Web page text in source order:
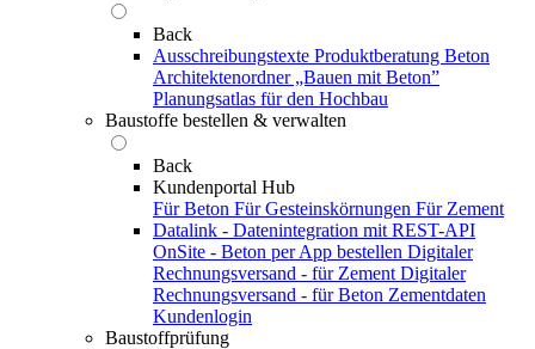
Back
Ausschreibungstexte Produktberatung Beton
Architektenordner „Bauen mit Beton”
Planungsatlas für den Hochbau
Baustoffe bestellen & verwalten
Back
Kundenportal Hub
Für Beton Für Gesteinskörnungen Für Zement
Datalink - Datenintegration mit REST-API
OnSite - Beton per App bestellen Digitaler
Rechnungsversand - für Zement Digitaler
Rechnungsversand - für Beton Zementdaten
Kundenlogin
Baustoffprüfung